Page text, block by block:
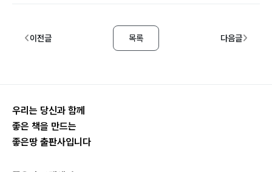
이전글 목록 다음글
우리는 당신과 함께
좋은 책을 만드는
좋은땅 출판사입니다